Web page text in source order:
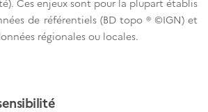
de référentiels (BD topo ® ©IGN) et
régionales ou locales.